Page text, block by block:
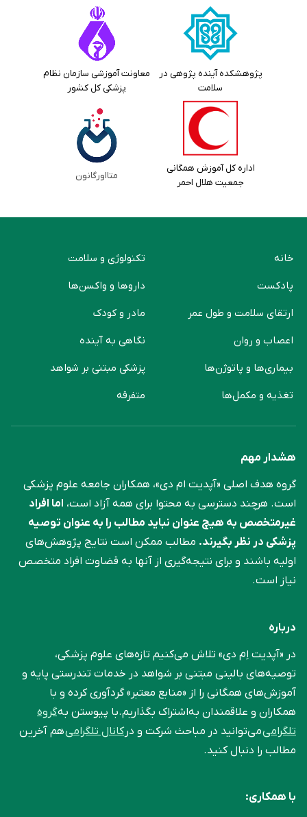
پژوهشکده آینده پژوهی در
سلامت
معاونت آموزشی سازمان نظام
پزشکی کل کشور
اداره کل آموزش همگانی
جمعیت هلال احمر
متااورگانون
خانه
پادکست
ارتقای سلامت و طول عمر
اعصاب و روان
بیماری‌ها و پاتوژن‌ها
تغذیه و مکمل‌ها
تکنولوژی و سلامت
دارو‌ها و واکسن‌ها
مادر و کودک
نگاهی به آینده
پزشکی مبتنی بر شواهد
متفرقه
هشدار مهم
گروه هدف اصلی «آپدیت ام دی»، همکاران جامعه علوم ‌پزشکی
است. هرچند دسترسی به محتوا برای همه آزاد است، اما افراد
غیرمتخصص به هیچ عنوان نباید مطالب را به عنوان توصیه
پزشکی در نظر بگیرند. مطالب ممکن است نتایج پژوهش‌های
اولیه باشند و برای نتیجه‌گیری از آنها به قضاوت افراد متخصص
نیاز است.
درباره
در «آپدیت اِم دی» تلاش می‌کنیم تازه‌های علوم پزشکی،
توصیه‌های بالینی مبتنی بر شواهد در خدمات تندرستی پایه و
آموزش‌های همگانی را از «منابع معتبر» گردآوری کرده و با
همکاران و علاقمندان به‌اشتراک بگذاریم.با پیوستن بهگروه
تلگرامیمی‌توانید در مباحث شرکت و درکانال تلگرامیهم آخرین
مطالب را دنبال کنید.
با همکاری: